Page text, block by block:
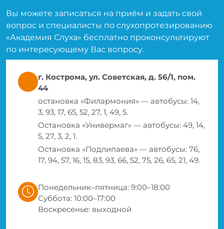
Вы можете записаться на приём и задать свой
вопрос и специалисты по слухопротезированию
«Академия Слуха» бесплатно проконсультируют
по интересующему Вас вопросу.
г. Кострома, ул. Советская, д. 56/1, пом.
44
остановка «Филармония» — автобусы: 14,
3, 93, 17, 65, 52, 27, 1, 49, 5.
Остановка «Универмаг» — автобусы: 49, 14,
5, 27, 3, 2, 1.
Остановка «Подлипаева» — автобусы: 76,
17, 94, 57, 16, 15, 83, 93, 66, 52, 75, 26, 65, 21, 49.
Понедельник–пятница: 9:00–18:00
Суббота: 10:00–17:00
Воскресенье: выходной